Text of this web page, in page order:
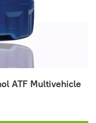
ATF Multivehicle